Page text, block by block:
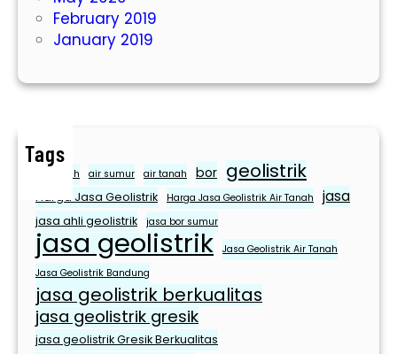
k
February 2019
January 2019
Tags
air bersih air sumur air tanah bor geolistrik
Harga Jasa Geolistrik Harga Jasa Geolistrik Air Tanah jasa
jasa ahli geolistrik jasa bor sumur
jasa geolistrik
Jasa Geolistrik Air Tanah
Jasa Geolistrik Bandung
jasa geolistrik berkualitas
jasa geolistrik gresik
jasa geolistrik Gresik Berkualitas